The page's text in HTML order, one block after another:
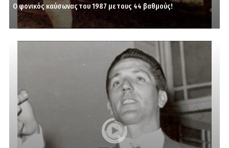
Ο φονικός καύσωνας του 1987 με τους 44 βαθμούς!